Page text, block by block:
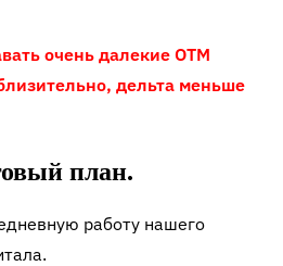
очень далекие ОТМ
дельта меньше
план.
работу нашего